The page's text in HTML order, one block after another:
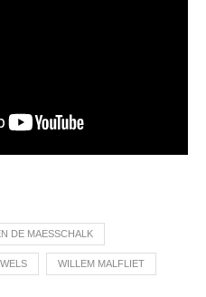
DE MAESSCHALK
WILLEM MALFLIET